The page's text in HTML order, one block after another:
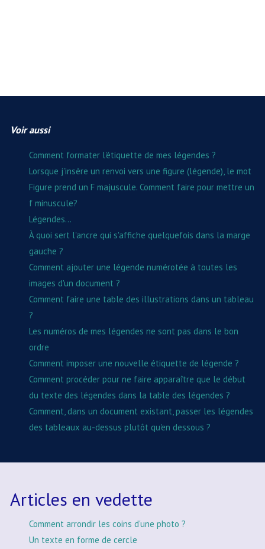
Voir aussi
Comment formater l'étiquette de mes légendes ?
Lorsque j'insère un renvoi vers une figure (légende), le mot
Figure prend un F majuscule. Comment faire pour mettre un
f minuscule?
Légendes...
À quoi sert l'ancre qui s'affiche quelquefois dans la marge
gauche ?
Comment ajouter une légende numérotée à toutes les
images d'un document ?
Comment faire une table des illustrations dans un tableau
?
Les numéros de mes légendes ne sont pas dans le bon
ordre
Comment imposer une nouvelle étiquette de légende ?
Comment procéder pour ne faire apparaître que le début
du texte des légendes dans la table des légendes ?
Comment, dans un document existant, passer les légendes
des tableaux au-dessus plutôt qu'en dessous ?
Articles en vedette
Comment arrondir les coins d'une photo ?
Un texte en forme de cercle